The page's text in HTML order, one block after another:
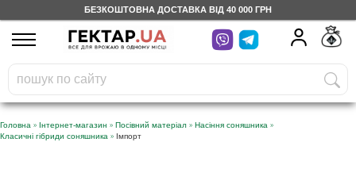
БЕЗКОШТОВНА ДОСТАВКА ВІД 40 000 ГРН
UA
На вашому
бонусному рахунку
грн
Безкоштовно по Україні
Головна » Інтернет-магазин » Посівний матеріал » Насіння соняшника »
Класичні гібриди соняшника » Імпорт